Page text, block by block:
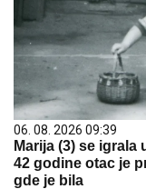
06. 08. 2026 09:39
Marija (3) se
42 godine otac je
gde je bila